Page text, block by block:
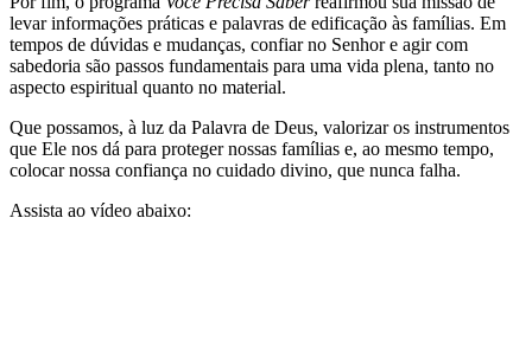
levar informações práticas e palavras de edificação às famílias. Em
tempos de dúvidas e mudanças, confiar no Senhor e agir com
sabedoria são passos fundamentais para uma vida plena, tanto no
aspecto espiritual quanto no material.
Que possamos, à luz da Palavra de Deus, valorizar os instrumentos
que Ele nos dá para proteger nossas famílias e, ao mesmo tempo,
colocar nossa confiança no cuidado divino, que nunca falha.
Assista ao vídeo abaixo: